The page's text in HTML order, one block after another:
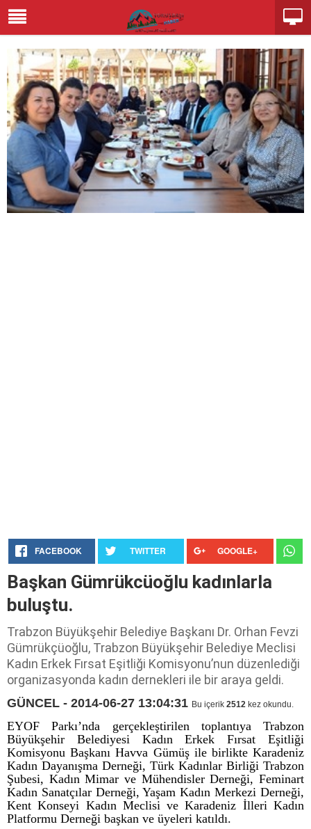
FACEBOOK TWITTER GOOGLE+
Başkan Gümrükcüoğlu kadınlarla
buluştu.
Trabzon Büyükşehir Belediye Başkanı Dr. Orhan Fevzi
Gümrükçüoğlu, Trabzon Büyükşehir Belediye Meclisi
Kadın Erkek Fırsat Eşitliği Komisyonu’nun düzenlediği
organizasyonda kadın dernekleri ile bir araya geldi.
GÜNCEL - 2014-06-27 13:04:31 Bu içerik 2512 kez okundu.
EYOF Parkı’nda gerçekleştirilen toplantıya Trabzon
Büyükşehir Belediyesi Kadın Erkek Fırsat Eşitliği
Komisyonu Başkanı Havva Gümüş ile birlikte Karadeniz
Kadın Dayanışma Derneği, Türk Kadınlar Birliği Trabzon
Şubesi, Kadın Mimar ve Mühendisler Derneği, Feminart
Kadın Sanatçılar Derneği, Yaşam Kadın Merkezi Derneği,
Kent Konseyi Kadın Meclisi ve Karadeniz İlleri Kadın
Platformu Derneği başkan ve üyeleri katıldı.